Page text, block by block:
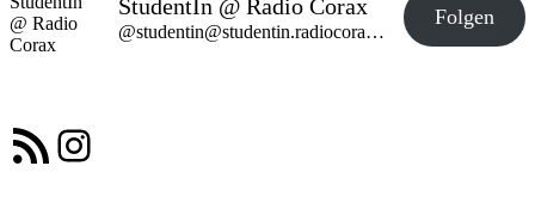
StudentIn @ Radio Corax
@studentin@studentin.radiocorax.de
Folgen
RSS-FeedInstagram